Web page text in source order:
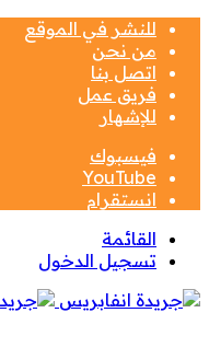
للنشر في الموقع
من نحن
اتصل بنا
فريق عمل
للإشهار
فيسبوك
‫YouTube
انستقرام
القائمة
تسجيل الدخول